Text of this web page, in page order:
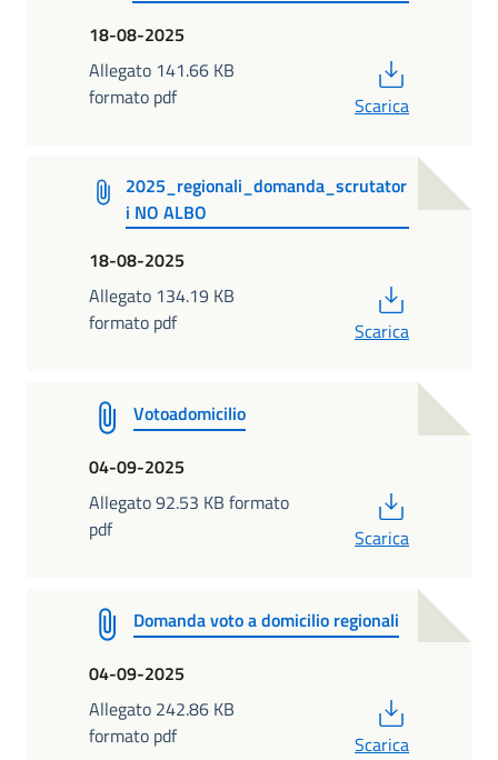
18-08-2025
Allegato 141.66 KB
formato pdf
Scarica
2025_regionali_domanda_scrutator
i NO ALBO
18-08-2025
Allegato 134.19 KB
formato pdf
Scarica
Votoadomicilio
04-09-2025
Allegato 92.53 KB formato
pdf
Scarica
Domanda voto a domicilio regionali
04-09-2025
Allegato 242.86 KB
formato pdf
Scarica